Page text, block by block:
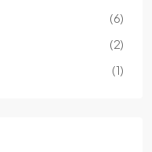
(6)
(2)
(1)